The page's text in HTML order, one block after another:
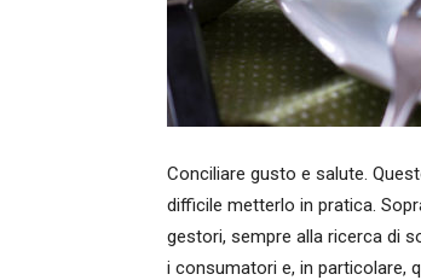
Conciliare gusto e salute.
difficile metterlo in pratica.
gestori, sempre alla ricerca di
i consumatori e, in particolare,